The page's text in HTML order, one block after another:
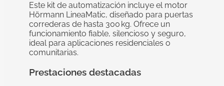
Este kit de automatización incluye el motor
Hörmann LineaMatic, diseñado para puertas
correderas de hasta 300 kg. Ofrece un
funcionamiento fiable, silencioso y seguro,
ideal para aplicaciones residenciales o
comunitarias.
Prestaciones destacadas